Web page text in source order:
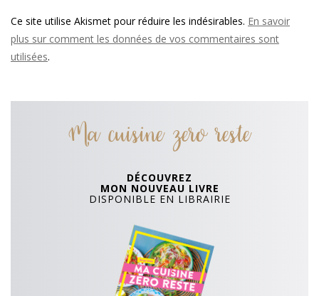
Ce site utilise Akismet pour réduire les indésirables. En savoir
plus sur comment les données de vos commentaires sont
utilisées.
Ma cuisine zero reste
DÉCOUVREZ
MON NOUVEAU LIVRE
DISPONIBLE EN LIBRAIRIE